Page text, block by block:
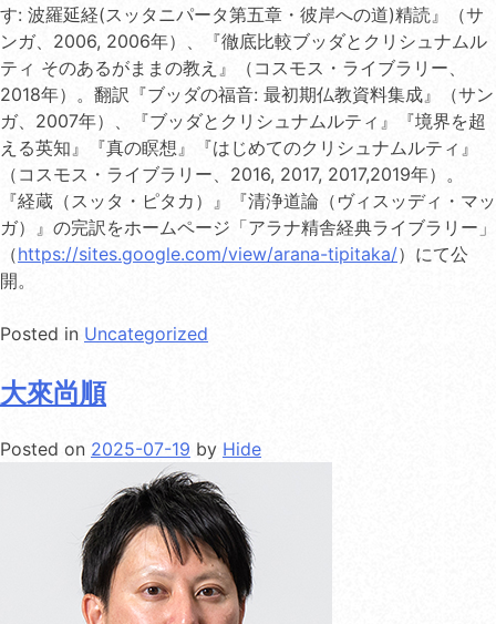
す: 波羅延経(スッタニパータ第五章・彼岸への道)精読』（サ
ンガ、2006, 2006年）、『徹底比較ブッダとクリシュナムル
ティ そのあるがままの教え』（コスモス・ライブラリー、
2018年）。翻訳『ブッダの福音: 最初期仏教資料集成』（サン
ガ、2007年）、『ブッダとクリシュナムルティ』『境界を超
える英知』『真の瞑想』『はじめてのクリシュナムルティ』
（コスモス・ライブラリー、2016, 2017, 2017,2019年）。
『経蔵（スッタ・ピタカ）』『清浄道論（ヴィスッディ・マッ
ガ）』の完訳をホームページ「アラナ精舎経典ライブラリー」
（https://sites.google.com/view/arana-tipitaka/）にて公
開。
Posted in Uncategorized
大來尚順
Posted on 2025-07-19 by Hide